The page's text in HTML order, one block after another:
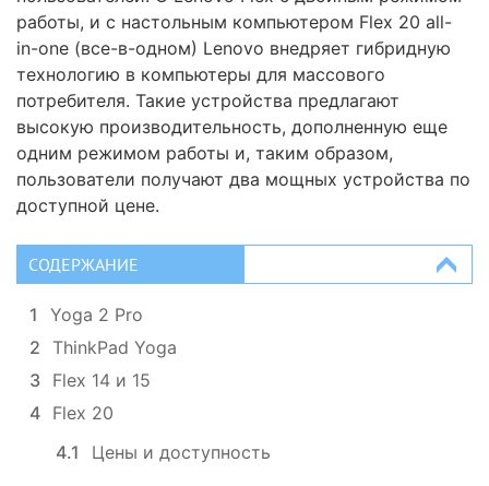
работы, и с настольным компьютером Flex 20 all-
in-one (все-в-одном) Lenovo внедряет гибридную
технологию в компьютеры для массового
потребителя. Такие устройства предлагают
высокую производительность, дополненную еще
одним режимом работы и, таким образом,
пользователи получают два мощных устройства по
доступной цене.
СОДЕРЖАНИЕ
1
Yoga 2 Pro
2
ThinkPad Yoga
3 Flex 14 и 15
4 Flex 20
4.1
Цены и доступность